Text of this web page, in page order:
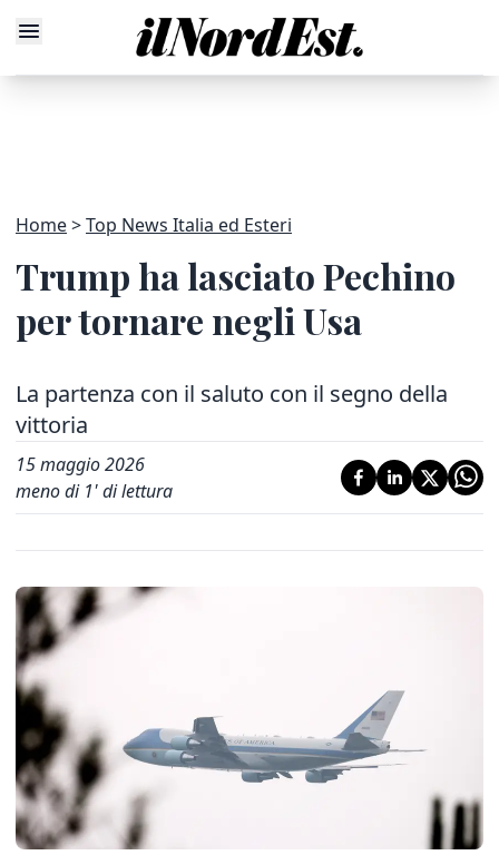
Home Top News Italia ed Esteri
Trump ha lasciato Pechino
per tornare negli Usa
La partenza con il saluto con il segno della
vittoria
15 maggio 2026
meno di 1' di lettura